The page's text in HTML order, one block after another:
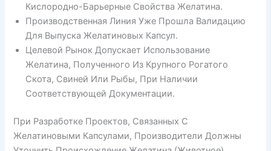
Кислородно-Барьерные Свойства Желатина.
Производственная Линия Уже Прошла Валидацию
Для Выпуска Желатиновых Капсул.
Целевой Рынок Допускает Использование
Желатина, Полученного Из Крупного Рогатого
Скота, Свиней Или Рыбы, При Наличии
Соответствующей Документации.
При Разработке Проектов, Связанных С
Желатиновыми Капсулами, Производители Должны